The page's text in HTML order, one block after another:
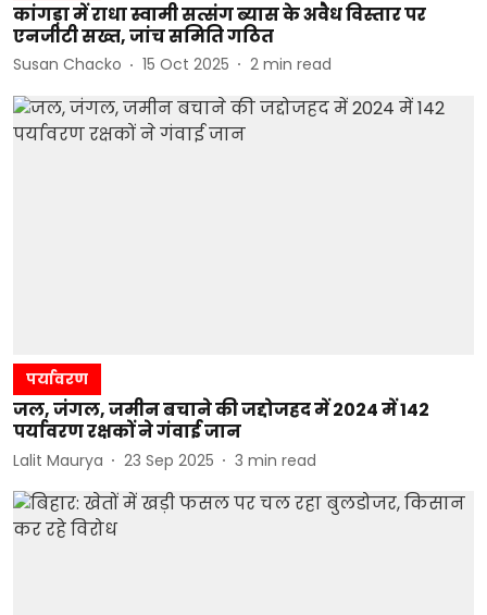
कांगड़ा में राधा स्वामी सत्संग ब्यास के अवैध विस्तार पर
एनजीटी सख्त, जांच समिति गठित
Susan Chacko 15 Oct 2025 2 min read
पर्यावरण
जल, जंगल, जमीन बचाने की जद्दोजहद में 2024 में 142
पर्यावरण रक्षकों ने गंवाई जान
Lalit Maurya 23 Sep 2025 3 min read